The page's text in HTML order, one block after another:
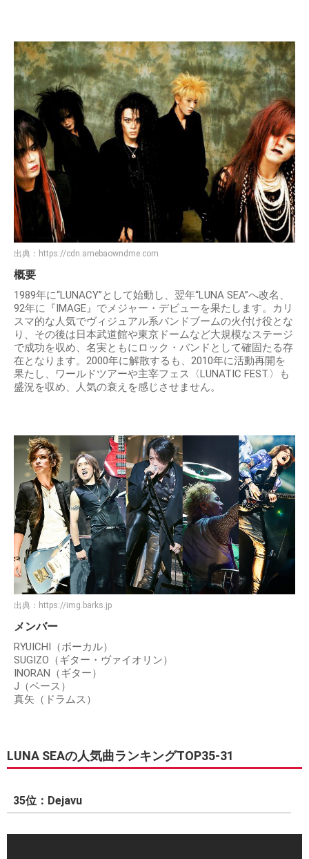
出典： https://cdn.amebaowndme.com
概要
1989年に“LUNACY”として始動し、翌年“LUNA SEA”へ改名、
92年に『IMAGE』でメジャー・デビューを果たします。カリ
スマ的な人気でヴィジュアル系バンドブームの火付け役とな
り、その後は日本武道館や東京ドームなど大規模なステージ
で成功を収め、名実ともにロック・バンドとして確固たる存
在となります。2000年に解散するも、2010年に活動再開を
果たし、ワールドツアーや主宰フェス〈LUNATIC FEST.〉も
盛況を収め、人気の衰えを感じさせません。
出典： https://img.barks.jp
メンバー
RYUICHI（ボーカル）
SUGIZO（ギター・ヴァイオリン）
INORAN（ギター）
J（ベース）
真矢（ドラムス）
LUNA SEAの人気曲ランキングTOP35-31
35位：Dejavu